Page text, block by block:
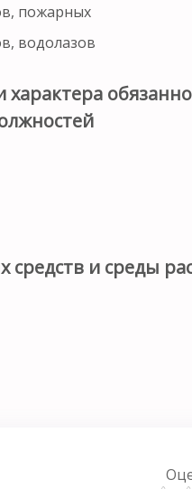
пожарных
водолазов
средств и среды